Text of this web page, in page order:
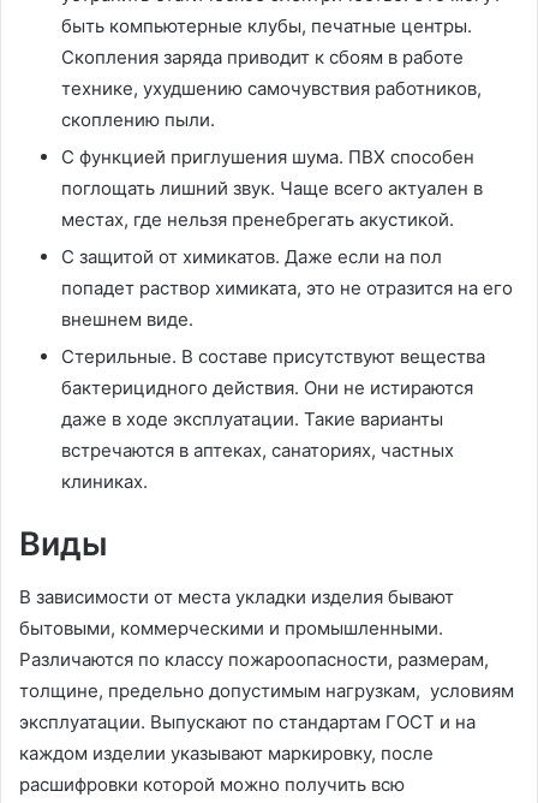
быть компьютерные клубы, печатные центры.
Скопления заряда приводит к сбоям в работе
технике, ухудшению самочувствия работников,
скоплению пыли.
С функцией приглушения шума. ПВХ способен
поглощать лишний звук. Чаще всего актуален в
местах, где нельзя пренебрегать акустикой.
С защитой от химикатов. Даже если на пол
попадет раствор химиката, это не отразится на его
внешнем виде.
Стерильные. В составе присутствуют вещества
бактерицидного действия. Они не истираются
даже в ходе эксплуатации. Такие варианты
встречаются в аптеках, санаториях, частных
клиниках.
Виды
В зависимости от места укладки изделия бывают
бытовыми, коммерческими и промышленными.
Различаются по классу пожароопасности, размерам,
толщине, предельно допустимым нагрузкам, условиям
эксплуатации. Выпускают по стандартам ГОСТ и на
каждом изделии указывают маркировку, после
расшифровки которой можно получить всю